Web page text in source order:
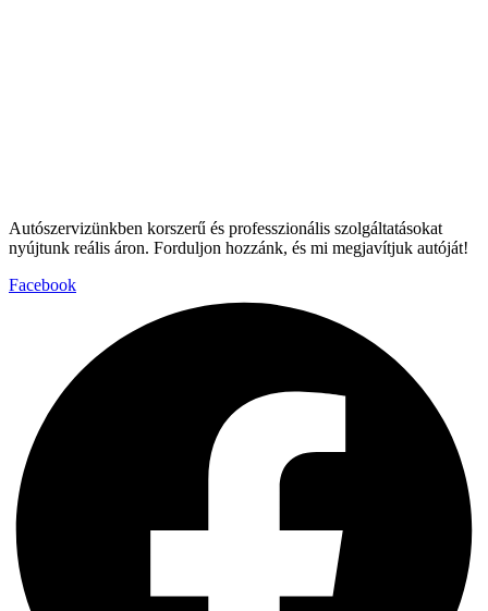
Autószervizünkben korszerű és professzionális szolgáltatásokat
nyújtunk reális áron. Forduljon hozzánk, és mi megjavítjuk autóját!
Facebook